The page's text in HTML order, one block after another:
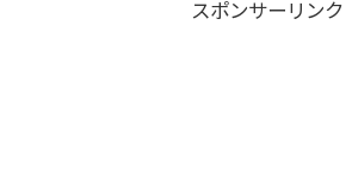
スポンサーリンク